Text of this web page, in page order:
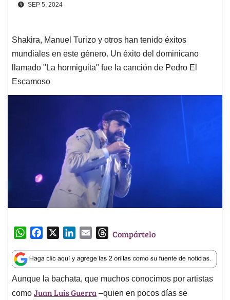
SEP 5, 2024
Shakira, Manuel Turizo y otros han tenido éxitos
mundiales en este género. Un éxito del dominicano
llamado "La hormiguita" fue la canción de Pedro El
Escamoso
W
a
t
s
A
c
e
b
o
n
k
e
d
a
i
l
T
r
e
a
d
Compártelo
Aunque la bachata, que muchos conocimos por artistas
como Juan Luis Guerra –quien en pocos días se